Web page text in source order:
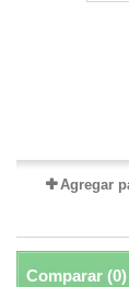
Agregar
Comparar (0)